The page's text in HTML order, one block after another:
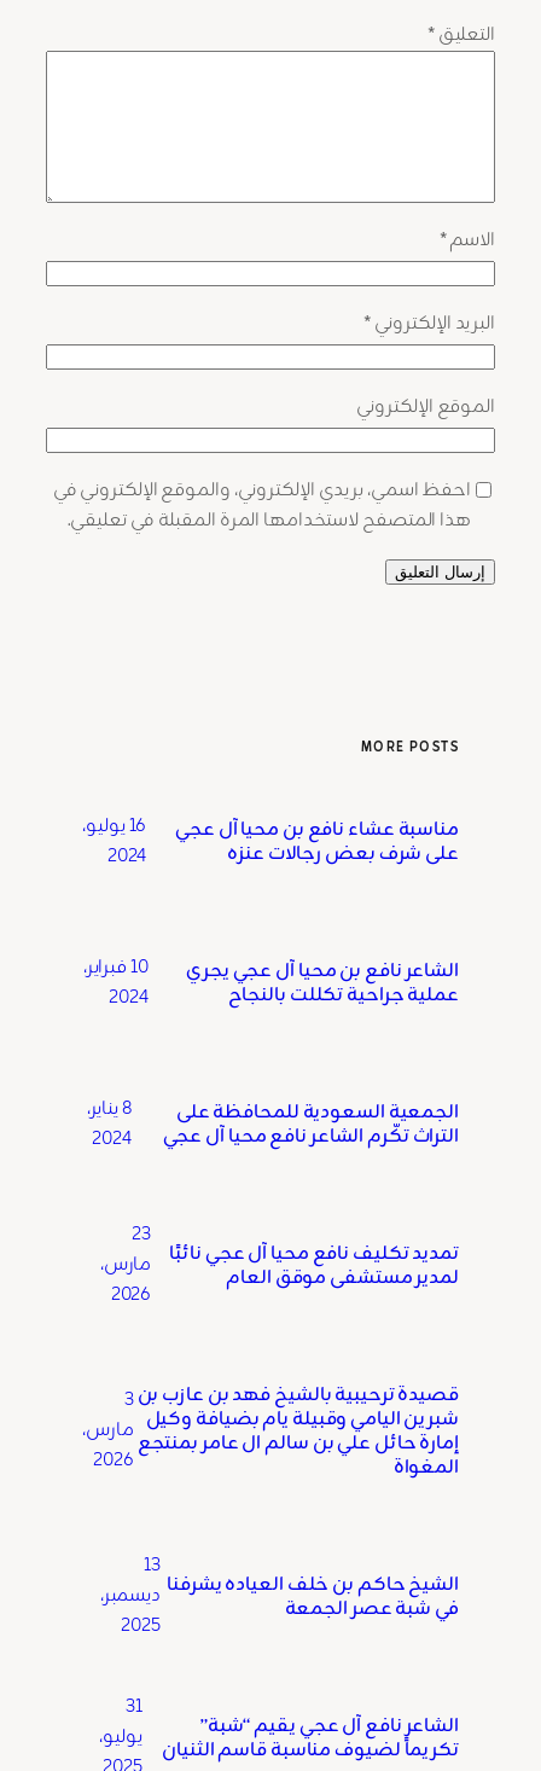
التعليق*
الاسم*
البريد الإلكتروني*
الموقع الإلكتروني
احفظ اسمي، بريدي الإلكتروني، والموقع الإلكتروني في
هذا المتصفح لاستخدامها المرة المقبلة في تعليقي.
MORE POSTS
مناسبة عشاء نافع بن محيا آل عجي
على شرف بعض رجالات عنزه
16 يوليو،
2024
الشاعر نافع بن محيا آل عجي يجري
عملية جراحية تكللت بالنجاح
10 فبراير،
2024
الجمعية السعودية للمحافظة على
التراث تكّرم الشاعر نافع محيا آل عجي
8 يناير،
2024
تمديد تكليف نافع محيا آل عجي نائبًا
لمدير مستشفى موقق العام
23
مارس،
2026
قصيدة ترحيبية بالشيخ فهد بن عازب بن
شبرين اليامي وقبيلة يام بضيافة وكيل
إمارة حائل علي بن سالم ال عامر بمنتجع
المغواة
3
مارس،
2026
الشيخ حاكم بن خلف العياده يشرفنا
في شبة عصر الجمعة
13
ديسمبر،
2025
الشاعر نافع آل عجي يقيم “شبة”
تكريماً لضيوف مناسبة قاسم الثنيان
31
يوليو،